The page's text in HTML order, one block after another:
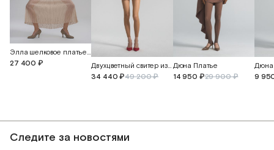
Элла шелковое платье-плиссе с майкой
27 400 ₽
Двухцветный свитер из кашемира и перуанского хлопка
34 440 ₽49 200 ₽
Дюна Платье
14 950 ₽29 900 ₽
9
Следите за новостями